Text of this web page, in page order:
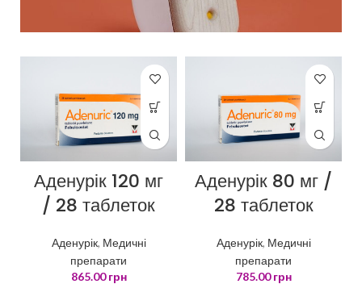
Аденурік 120 мг
/ 28 таблеток
Аденурік, Медичні
препарати
865.00грн
Аденурік 80 мг /
28 таблеток
Аденурік, Медичні
препарати
785.00грн